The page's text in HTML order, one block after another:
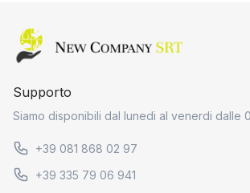
Home page
Supporto
Siamo disponibili dal lunedi al venerdi dalle
+39 081 868 02 97
+39 335 79 06 941